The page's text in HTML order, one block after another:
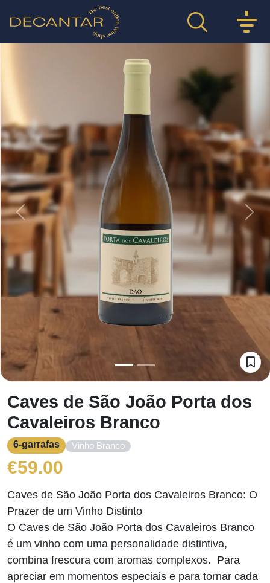
Previous
Caves de São João Porta dos
Cavaleiros Branco
6-garrafas Vinho Branco
€59.00
Caves de São João Porta dos Cavaleiros Branco: O
Prazer de um Vinho Distinto
O Caves de São João Porta dos Cavaleiros Branco
é um vinho com uma personalidade distintiva,
combina frescura com aromas complexos. Para
apreciar em momentos especiais e para tornar cada